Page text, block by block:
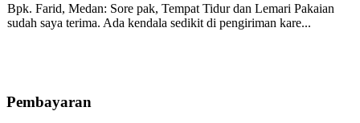
Bpk. Farid, Medan: Sore pak, Tempat Tidur dan Lemari Pakaian
sudah saya terima. Ada kendala sedikit di pengiriman kare...
bale2 dan kursi teras saya sudah saya terima dan p...
Pembayaran